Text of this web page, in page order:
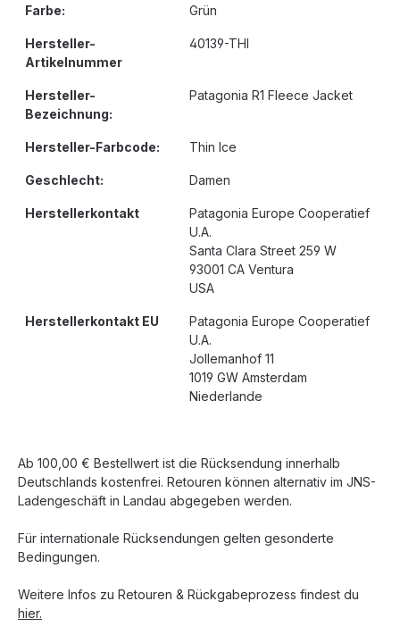
Farbe: Grün
Hersteller-
Artikelnummer
40139-THI
Hersteller-
Bezeichnung:
Patagonia R1 Fleece Jacket
Hersteller-Farbcode: Thin Ice
Geschlecht: Damen
Herstellerkontakt
Patagonia Europe Cooperatief
U.A.
Santa Clara Street 259 W
93001 CA Ventura
USA
Herstellerkontakt EU
Patagonia Europe Cooperatief
U.A.
Jollemanhof 11
1019 GW Amsterdam
Niederlande
Ab 100,00 € Bestellwert ist die Rücksendung innerhalb
Deutschlands kostenfrei. Retouren können alternativ im JNS-
Ladengeschäft in Landau abgegeben werden.
Für internationale Rücksendungen gelten gesonderte
Bedingungen.
Weitere Infos zu Retouren & Rückgabeprozess findest du
hier.